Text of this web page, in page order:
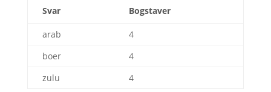
Svar Bogstaver
arab
4
boer
4
zulu
4